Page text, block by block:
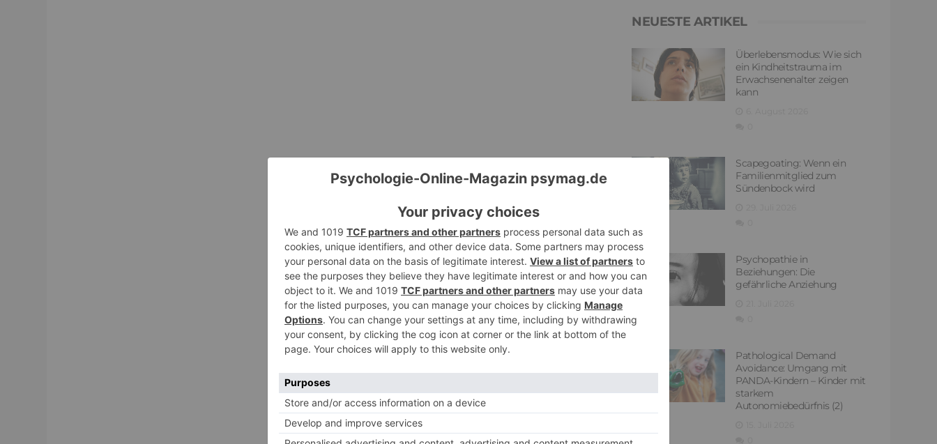
NEUESTE ARTIKEL
Überlebensmodus: Wie sich
ein Kindheitstrauma im
Erwachsenenalter zeigen
kann
Scapegoating: Wenn ein
Familienmitglied zum
Sündenbock wird
Psychopathie in
Beziehungen: Die
gefährliche Anziehung
Pathological Demand
Avoidance: Umgang mit
PANDA-Kindern – Kinder mit
starkem
Autonomiebedürfnis (2)